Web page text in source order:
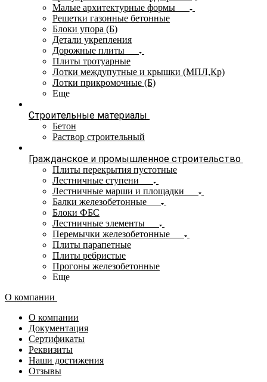
Малые архитектурные формы
Решетки газонные бетонные
Блоки упора (Б)
Детали укрепления
Дорожные плиты
Плиты тротуарные
Лотки междупутные и крышки (МПЛ,Кр)
Лотки прикромочные (Б)
Еще
Строительные материалы
Бетон
Раствор строительный
Гражданское и промышленное строительство
Плиты перекрытия пустотные
Лестничные ступени
Лестничные марши и площадки
Балки железобетонные
Блоки ФБС
Лестничные элементы
Перемычки железобетонные
Плиты парапетные
Плиты ребристые
Прогоны железобетонные
Еще
О компании
О компании
Документация
Сертификаты
Реквизиты
Наши достижения
Отзывы